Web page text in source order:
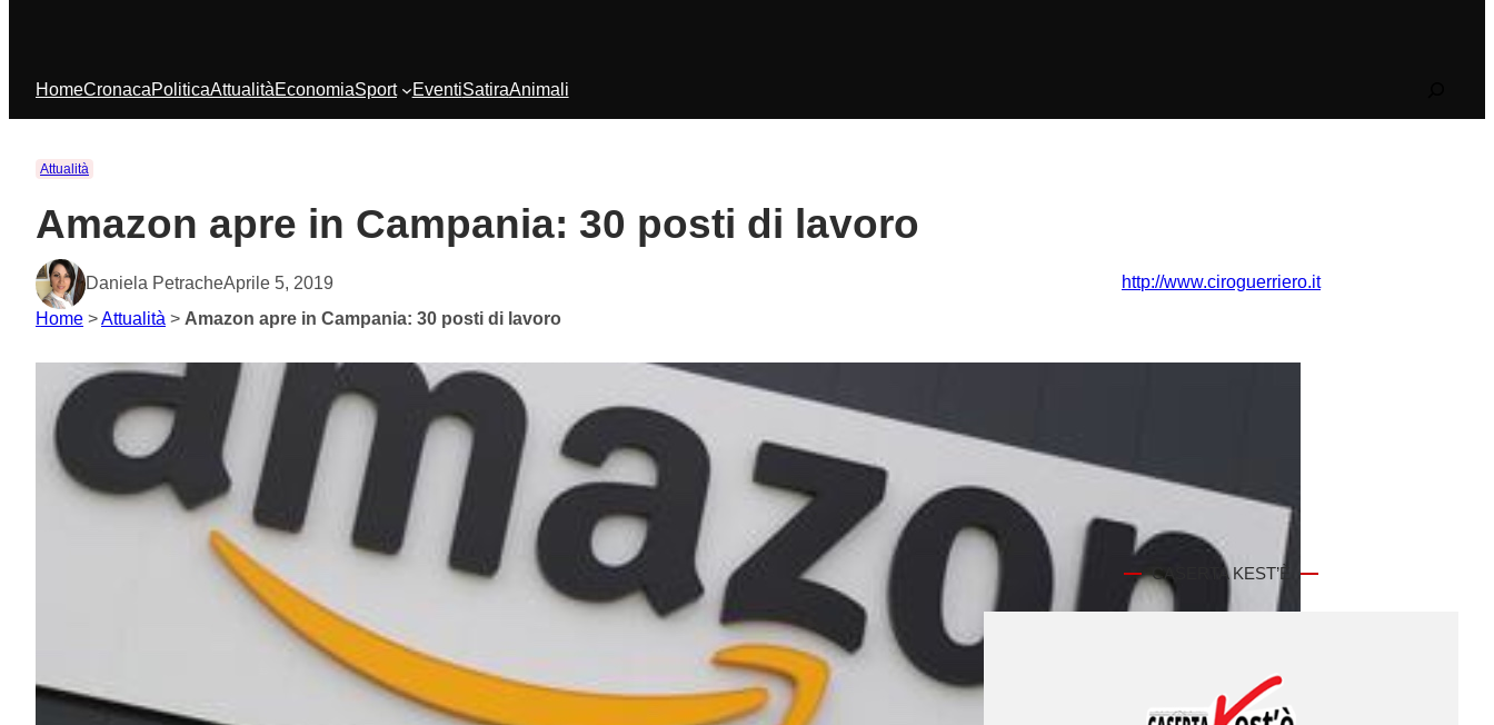
HomeCronacaPoliticaAttualitàEconomiaSport EventiSatiraAnimali
Attualità
Amazon apre in Campania: 30 posti di lavoro
Daniela PetracheAprile 5, 2019
Home >Attualità > Amazon apre in Campania: 30 posti di lavoro
http://www.ciroguerriero.it
CASERTA KEST’È